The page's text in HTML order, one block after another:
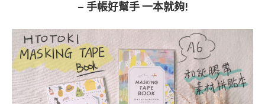
– 手帳好幫手 一本就夠!